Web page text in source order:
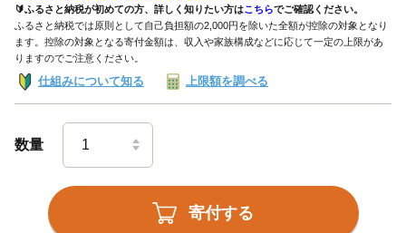
🔰ふるさと納税が初めての方、詳しく知りたい方はこちらでご確認ください。
ふるさと納税では原則として自己負担額の2,000円を除いた全額が控除の対象となり
ます。控除の対象となる寄付金額は、収入や家族構成などに応じて一定の上限があ
りますのでご注意ください。
仕組みについて知る 上限額を調べる
数量
寄付する